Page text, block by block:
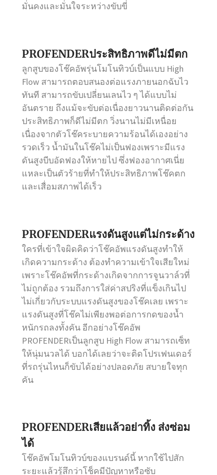
มั่นคงและมั่นใจระหว่างขับขี่
PROFENDERประสิทธิภาพดีไม่มีตก
ลูกสูบของโช๊คอัพรุ่นโมโนทิวบ์เป็นแบบ High
Flow สามารถตอบสนองต่อแรงภายนอกฉับไว
ทันที สามารถขับเปลี่ยนเลนไว ๆ ได้แบบไม่
อันตราย ถึงแม้จะขับต่อเนื่องยาวนานติดต่อกัน
ประสิทธิภาพก็ดีไม่มีตก วิ่งนานไม่มีเหนื่อย
เนื่องจากตัวโช๊คระบายความร้อนได้เองอย่าง
รวดเร็ว น้ำมันในโช๊คไม่เป็นฟองเพราะมีแรง
ดันสูงบีบอัดฟองให้หายไป ซึ่งฟองอากาศเนี่ย
แหละเป็นตัวร้ายที่ทำให้ประสิทธิภาพโช๊คตก
และเสื่อมสภาพได้เร็ว
PROFENDERแรงดันสูงแต่ไม่กระด้าง
ใครที่เข้าใจผิดคิดว่าโช๊คอัพแรงดันสูงทำให้
เกิดความกระด้าง ต้องทำความเข้าใจเสียใหม่
เพราะโช๊คอัพที่กระด้างเกิดจากการจูนวาล์วที่
ไม่ถูกต้อง รวมถึงการใส่ค่าสปริงที่แข็งเกินไป
ไม่เกี่ยวกับระบบแรงดันสูงของโช๊คเลย เพราะ
แรงดันสูงที่โช๊คไม่เพียงพอต่อการกดของน้ำ
หนักรถลงทั้งคัน อีกอย่างโช๊คอัพ
PROFENDERเป็นลูกสูบ High Flow สามารถเซ็ท
ให้นุ่มนวลได้ บอกได้เลยว่าจะติดโปรเฟนเดอร์
ที่รถรุ่นไหนก็ขับได้อย่างปลอดภัย สบายใจทุก
คัน
PROFENDERเสียแล้วอย่าทิ้ง ส่งซ่อม
ได้
โช๊คอัพโมโนทิวบ์ของแบรนด์นี้ หากใช้ไปสัก
ระยะแล้วรู้สึกว่าโช็คมีปัญหาหรือซับ